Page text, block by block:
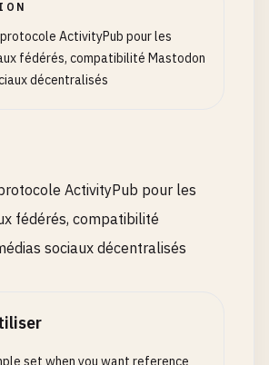
ActivityPub pour les
fédérés, compatibilité Mastodon
décentralisés
ActivityPub pour les
fédérés, compatibilité
sociaux décentralisés
set when you want reference